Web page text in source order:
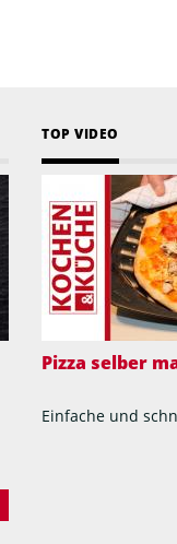
TOP VIDEO
Pizza selber
Einfache und